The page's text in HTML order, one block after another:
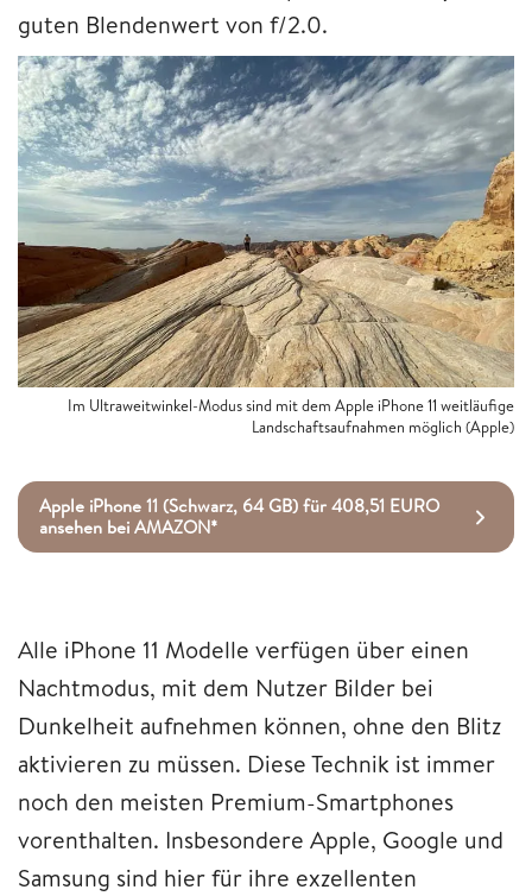
guten Blendenwert von f/2.0.
Im Ultraweitwinkel-Modus sind mit dem Apple iPhone 11 weitläufige
Landschaftsaufnahmen möglich (Apple)
Apple iPhone 11 (Schwarz, 64 GB) für 408,51 EURO
ansehen bei AMAZON*
Alle iPhone 11 Modelle verfügen über einen
Nachtmodus, mit dem Nutzer Bilder bei
Dunkelheit aufnehmen können, ohne den Blitz
aktivieren zu müssen. Diese Technik ist immer
noch den meisten Premium-Smartphones
vorenthalten. Insbesondere Apple, Google und
Samsung sind hier für ihre exzellenten